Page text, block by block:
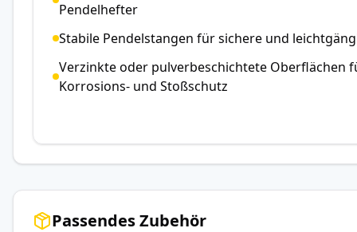
Pendelhefter
Stabile Pendelstangen für sichere und
Verzinkte oder pulverbeschichtete Oberflächen
Korrosions- und Stoßschutz
Passendes Zubehör